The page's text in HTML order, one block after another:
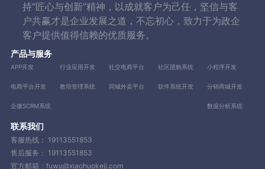
持“匠心与创新”精神，以成就客户为己任，坚信与客
户共赢才是企业发展之道，不忘初心，致力于为政企
客户提供值得信赖的优质服务。
产品与服务
APP开发 行业应用开发 社交电商平台 社区团购系统 小程序开发
电商平台开发 教培管理系统 同城外卖平台 软件系统开发 分销商城开发
企微SCRM系统 数据分析系统
联系我们
客服热线： 19113551853
售后服务： 19113551853
官方邮箱：fuwu@xiaohuokeji.com